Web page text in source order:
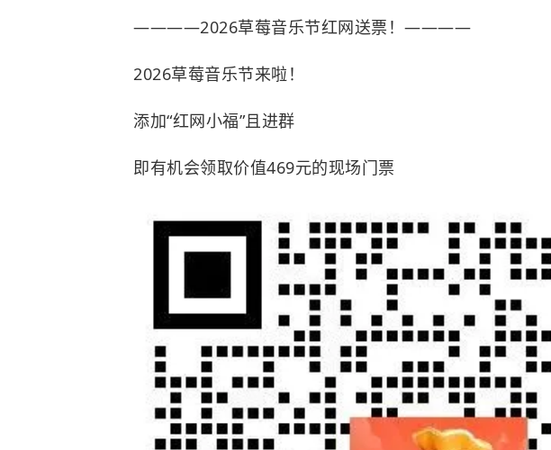
————2026草莓音乐节红网送票！————
2026草莓音乐节来啦！
添加“红网小福”且进群
即有机会领取价值469元的现场门票